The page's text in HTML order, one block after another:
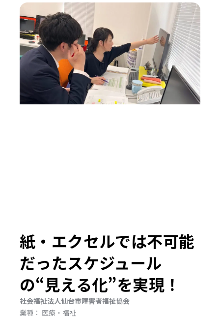
紙・エクセルでは不可能
だったスケジュール
の“見える化”を実現！
社会福祉法人仙台市障害者福祉協会
業種： 医療・福祉